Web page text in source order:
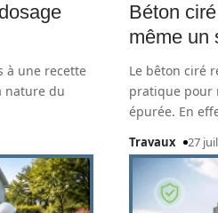
à une recette
nature du
Béton
même un
Le bêton ciré
pratique pour
épurée. En
Travaux 27